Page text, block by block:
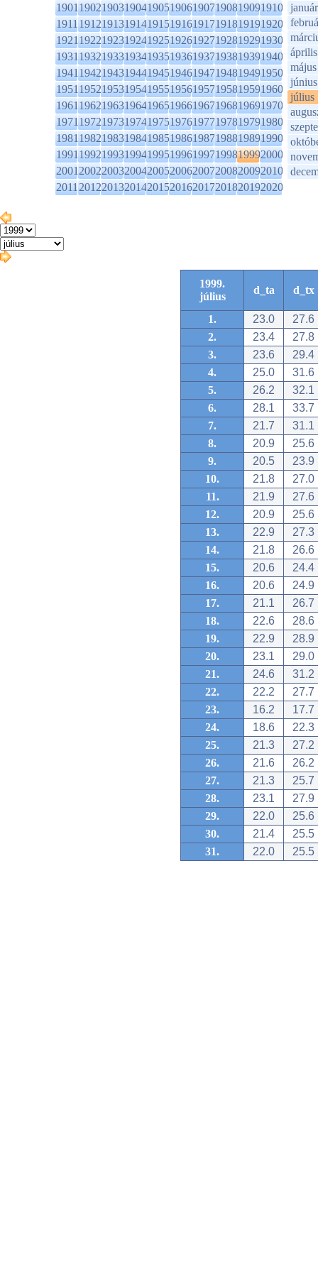
1901190219031904190519061907190819091910
1911191219131914191519161917191819191920
1921192219231924192519261927192819291930
1931193219331934193519361937193819391940
1941194219431944194519461947194819491950
1951195219531954195519561957195819591960
1961196219631964196519661967196819691970
1971197219731974197519761977197819791980
1981198219831984198519861987198819891990
1991199219931994199519961997199819992000
2001200220032004200520062007200820092010
2011201220132014201520162017201820192020
január
április
május
június
július
1999.
július
d_ta d_tx
1. 23.0
27.6
2.
23.4
27.8
3.
23.6
29.4
4.
25.0
31.6
5.
26.2
32.1
6.
28.1
33.7
7.
21.7
31.1
8.
20.9
25.6
9.
20.5
23.9
10.
21.8
27.0
11.
21.9
27.6
12.
20.9
25.6
13.
22.9
27.3
14.
21.8
26.6
15.
20.6
24.4
16.
20.6
24.9
17.
21.1
26.7
18.
22.6
28.6
19.
22.9
28.9
20.
23.1
29.0
21.
24.6
31.2
22.
22.2
27.7
23.
16.2
17.7
24.
18.6
22.3
25.
21.3
27.2
26.
21.6
26.2
27.
21.3
25.7
28.
23.1
27.9
29.
22.0
25.6
30.
21.4
25.5
31.
22.0 25.5